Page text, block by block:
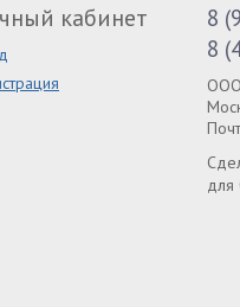
кабинет
8
8
ООО